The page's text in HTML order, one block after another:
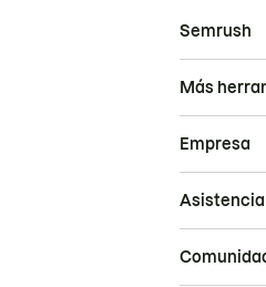
Semrush
Más
Empresa
Asistencia